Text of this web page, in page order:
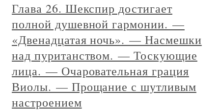
Глава 26. Шекспир достигает
полной душевной гармонии. —
«Двенадцатая ночь». — Насмешки
над пуританством. — Тоскующие
лица. — Очаровательная грация
Виолы. — Прощание с шутливым
настроением